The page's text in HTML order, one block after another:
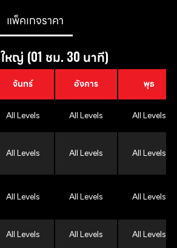
แพ็คเกจราคา
หญ่ (01 ชม. 30 นาที)
จันทร์ อังคาร พุธ
All Levels All Levels All Levels
All Levels All Levels All Levels
All Levels All Levels All Levels
All Levels All Levels All Levels